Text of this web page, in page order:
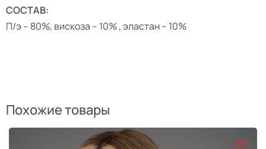
СОСТАВ:
П/э – 80%, вискоза – 10% , эластан – 10%
Похожие товары